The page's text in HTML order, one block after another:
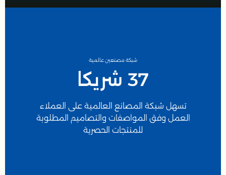
37 شريكا
شبكة مصنعين عالمية
تسهل شبكة المصانع العالمية على العملاء
العمل وفق المواصفات والتصاميم المطلوبة
للمنتجات الحصرية